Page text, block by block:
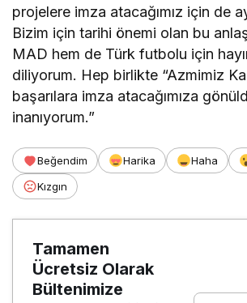
projelere imza atacağımız için de
Bizim için tarihi önemi olan bu
MAD hem de Türk futbolu için
diliyorum. Hep birlikte “Azmimiz
başarılara imza atacağımıza
inanıyorum.”
Beğendim Harika Haha
Kızgın
Tamamen
Ücretsiz Olarak
Bültenimize